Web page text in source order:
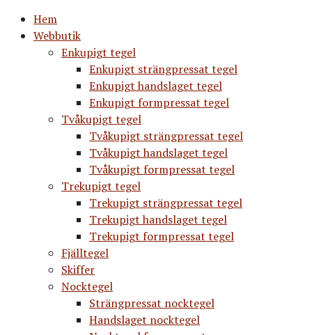
Hem
Webbutik
Enkupigt tegel
Enkupigt strängpressat tegel
Enkupigt handslaget tegel
Enkupigt formpressat tegel
Tvåkupigt tegel
Tvåkupigt strängpressat tegel
Tvåkupigt handslaget tegel
Tvåkupigt formpressat tegel
Trekupigt tegel
Trekupigt strängpressat tegel
Trekupigt handslaget tegel
Trekupigt formpressat tegel
Fjälltegel
Skiffer
Nocktegel
Strängpressat nocktegel
Handslaget nocktegel